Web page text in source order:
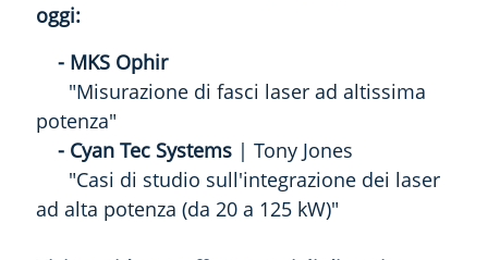
oggi:
- MKS Ophir
"Misurazione di fasci laser ad altissima
potenza"
- Cyan Tec Systems | Tony Jones
"Casi di studio sull'integrazione dei laser
ad alta potenza (da 20 a 125 kW)"